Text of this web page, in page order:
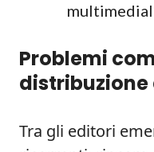
Problemi
Tra gli editori